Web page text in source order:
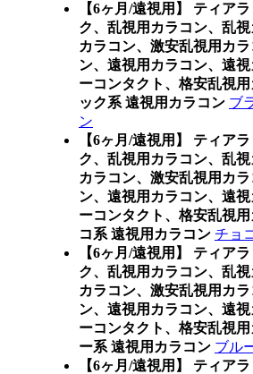
【6ヶ月/遠視用】 ティア
ク、乱視用カラコン、乱
カラコン、激安乱視用カ
ン、遠視用カラコン、遠
ーコンタクト、格安乱視
ック系 遠視用カラコン ブ
ン
【6ヶ月/遠視用】 ティア
ク、乱視用カラコン、乱
カラコン、激安乱視用カ
ン、遠視用カラコン、遠
ーコンタクト、格安乱視
コ系 遠視用カラコン チョ
【6ヶ月/遠視用】 ティア
ク、乱視用カラコン、乱
カラコン、激安乱視用カ
ン、遠視用カラコン、遠
ーコンタクト、格安乱視
ー系 遠視用カラコン ブル
【6ヶ月/遠視用】 ティア